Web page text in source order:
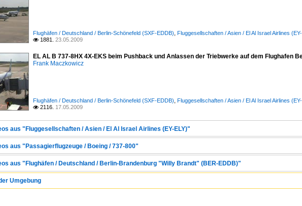
Flughäfen / Deutschland / Berlin-Schönefeld (SXF-EDDB) Fluggesellschaften / Asien / El Al Israel Airlines
 1881. 23.05.2009
EL AL B 737-8HX 4X-EKS beim Pushback und Anlassen der Triebwerke auf dem Flughafen
Frank Maczkowicz
Flughäfen / Deutschland / Berlin-Schönefeld (SXF-EDDB) Fluggesellschaften / Asien / El Al Israel Airlines
 2116. 17.05.2009
aus "Fluggesellschaften / Asien / El Al Israel Airlines (EY-ELY)"
aus "Passagierflugzeuge / Boeing / 737-800"
aus "Flughäfen / Deutschland / Berlin-Brandenburg "Willy Brandt" (BER-EDDB)"
Umgebung